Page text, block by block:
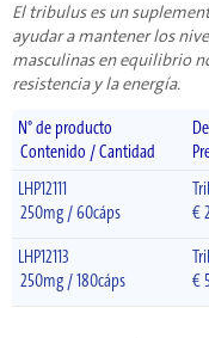
El tribulus es un
ayudar a mantener los
masculinas en equilibrio
resistencia y la energía.
N° de producto
Contenido / Cantidad
LHP12111
250mg / 60cáps
€
LHP12113
250mg / 180cáps
€